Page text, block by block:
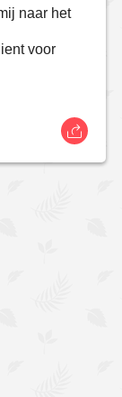
naar het
voor